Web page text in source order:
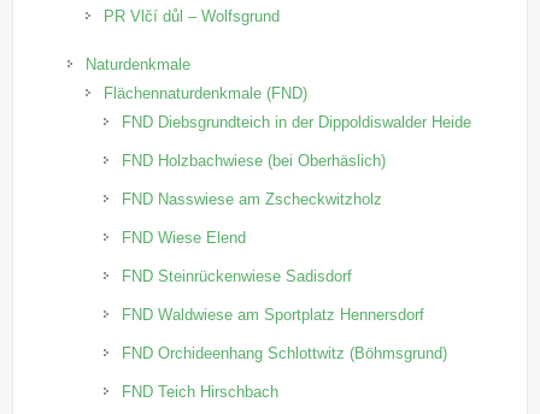
PR Vlčí důl – Wolfsgrund
Naturdenkmale
Flächennaturdenkmale (FND)
FND Diebsgrundteich in der Dippoldiswalder Heide
FND Holzbachwiese (bei Oberhäslich)
FND Nasswiese am Zscheckwitzholz
FND Wiese Elend
FND Steinrückenwiese Sadisdorf
FND Waldwiese am Sportplatz Hennersdorf
FND Orchideenhang Schlottwitz (Böhmsgrund)
FND Teich Hirschbach